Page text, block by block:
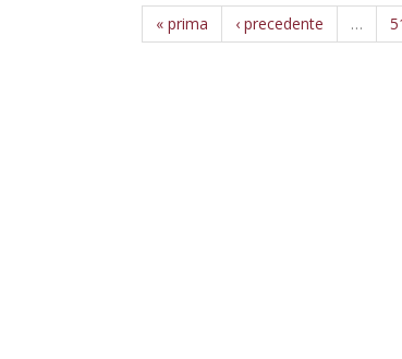
« prima ‹ precedente …